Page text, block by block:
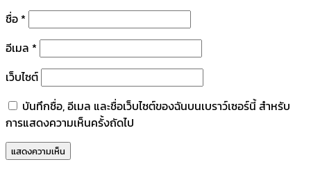
ชื่อ *
อีเมล *
เว็บไซต์
บันทึกชื่อ, อีเมล และชื่อเว็บไซต์ของฉันบนเบราว์เซอร์นี้ สำหรับ
การแสดงความเห็นครั้งถัดไป